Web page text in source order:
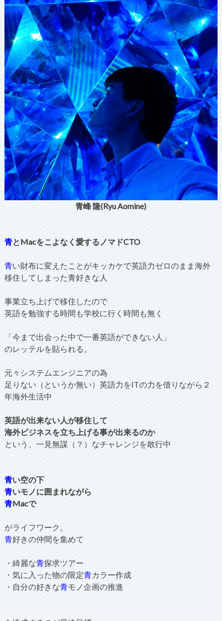
青峰 隆(Ryu Aomine)
青とMacをこよなく愛するノマドCTO
青い財布に変えたことがキッカケで英語力ゼロのまま海外
移住してしまった青好きな人
事業立ち上げで移住したので
英語を勉強する時間も学校に行く時間も無く
「今まで出会った中で一番英語ができない人」
のレッテルを貼られる。
元々システムエンジニアの為
足りない（というか無い）英語力をITの力を借りながら２
年海外生活中
英語が出来ない人が移住して
海外ビジネスを立ち上げる事が出来るのか
という、一見無謀（？）なチャレンジを敢行中
青い空の下
青いモノに囲まれながら
青Macで
がライフワーク。
青好きの仲間を集めて
・綺麗な青探求ツアー
・気に入った物の限定青カラー作成
・自分の好きな青モノ企画の推進